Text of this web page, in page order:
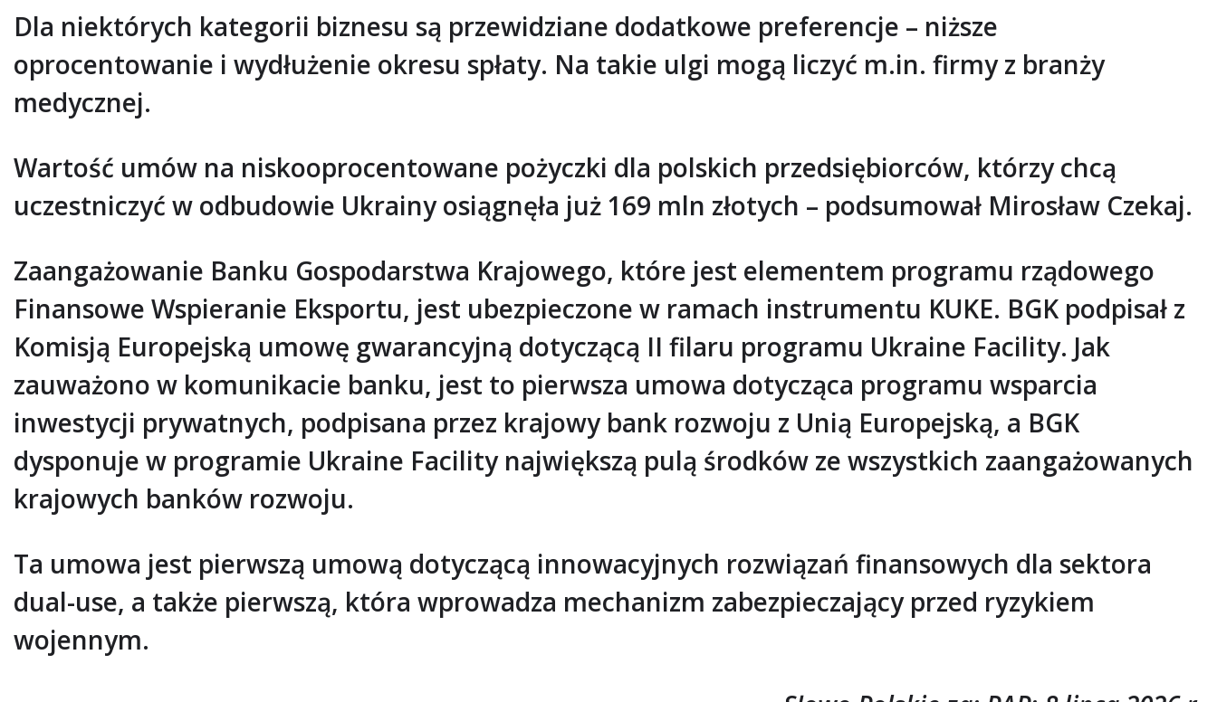
Dla niektórych kategorii biznesu są przewidziane dodatkowe preferencje – niższe
oprocentowanie i wydłużenie okresu spłaty. Na takie ulgi mogą liczyć m.in. firmy z branży
medycznej.
Wartość umów na niskooprocentowane pożyczki dla polskich przedsiębiorców, którzy chcą
uczestniczyć w odbudowie Ukrainy osiągnęła już 169 mln złotych – podsumował Mirosław Czekaj.
Zaangażowanie Banku Gospodarstwa Krajowego, które jest elementem programu rządowego
Finansowe Wspieranie Eksportu, jest ubezpieczone w ramach instrumentu KUKE. BGK podpisał z
Komisją Europejską umowę gwarancyjną dotyczącą II filaru programu Ukraine Facility. Jak
zauważono w komunikacie banku, jest to pierwsza umowa dotycząca programu wsparcia
inwestycji prywatnych, podpisana przez krajowy bank rozwoju z Unią Europejską, a BGK
dysponuje w programie Ukraine Facility największą pulą środków ze wszystkich zaangażowanych
krajowych banków rozwoju.
Ta umowa jest pierwszą umową dotyczącą innowacyjnych rozwiązań finansowych dla sektora
dual-use, a także pierwszą, która wprowadza mechanizm zabezpieczający przed ryzykiem
wojennym.